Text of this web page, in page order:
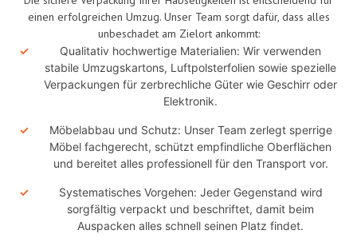
einen erfolgreichen Umzug. Unser Team sorgt dafür, dass alles
unbeschadet am Zielort ankommt:
Qualitativ hochwertige Materialien: Wir verwenden
stabile Umzugskartons, Luftpolsterfolien sowie spezielle
Verpackungen für zerbrechliche Güter wie Geschirr oder
Elektronik.
Möbelabbau und Schutz: Unser Team zerlegt sperrige
Möbel fachgerecht, schützt empfindliche Oberflächen
und bereitet alles professionell für den Transport vor.
Systematisches Vorgehen: Jeder Gegenstand wird
sorgfältig verpackt und beschriftet, damit beim
Auspacken alles schnell seinen Platz findet.